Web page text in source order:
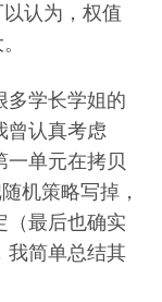
认为，权值
多学长学姐的
曾认真考虑
一单元在拷贝
机策略写掉，
（最后也确实
我简单总结其